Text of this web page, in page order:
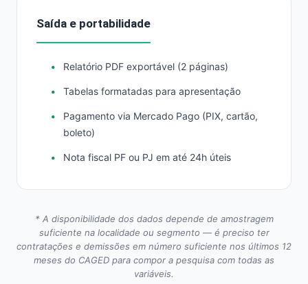
Saída e portabilidade
Relatório PDF exportável (2 páginas)
Tabelas formatadas para apresentação
Pagamento via Mercado Pago (PIX, cartão,
boleto)
Nota fiscal PF ou PJ em até 24h úteis
* A disponibilidade dos dados depende de amostragem
suficiente na localidade ou segmento — é preciso ter
contratações e demissões em número suficiente nos últimos 12
meses do CAGED para compor a pesquisa com todas as
variáveis.